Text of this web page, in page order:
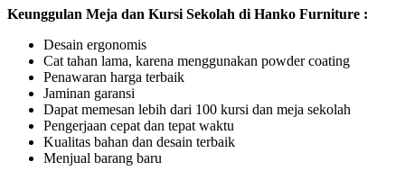
Keunggulan Meja dan Kursi Sekolah di Hanko Furniture :
Desain ergonomis
Cat tahan lama, karena menggunakan powder coating
Penawaran harga terbaik
Jaminan garansi
Dapat memesan lebih dari 100 kursi dan meja sekolah
Pengerjaan cepat dan tepat waktu
Kualitas bahan dan desain terbaik
Menjual barang baru